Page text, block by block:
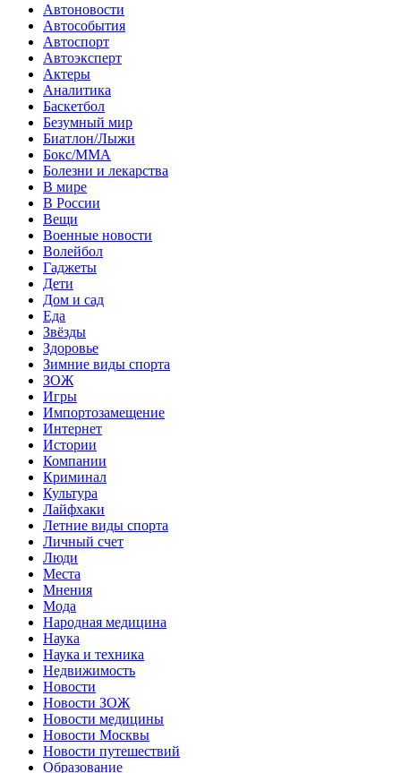
Автоновости
Автособытия
Автоспорт
Автоэксперт
Актеры
Аналитика
Баскетбол
Безумный мир
Биатлон/Лыжи
Бокс/MMA
Болезни и лекарства
В мире
В России
Вещи
Военные новости
Волейбол
Гаджеты
Дети
Дом и сад
Еда
Звёзды
Здоровье
Зимние виды спорта
ЗОЖ
Игры
Импортозамещение
Интернет
Истории
Компании
Криминал
Культура
Лайфхаки
Летние виды спорта
Личный счет
Люди
Места
Мнения
Мода
Народная медицина
Наука
Наука и техника
Недвижимость
Новости
Новости ЗОЖ
Новости медицины
Новости Москвы
Новости путешествий
Образование